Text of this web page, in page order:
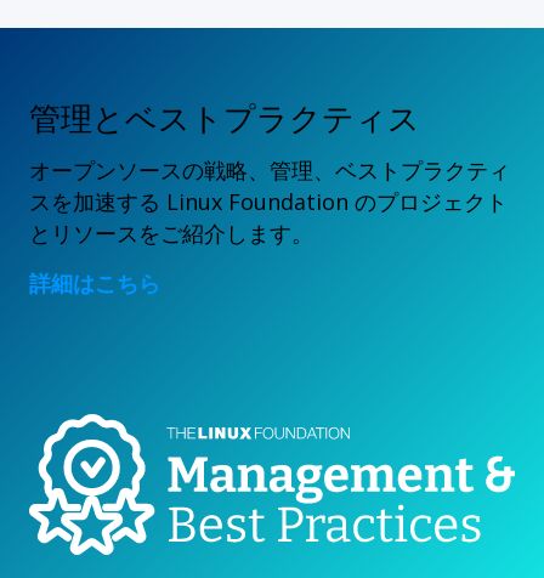
管理とベストプラクティス
オープンソースの戦略、管理、ベストプラクティ
スを加速する Linux Foundation のプロジェクト
とリソースをご紹介します。
詳細はこちら